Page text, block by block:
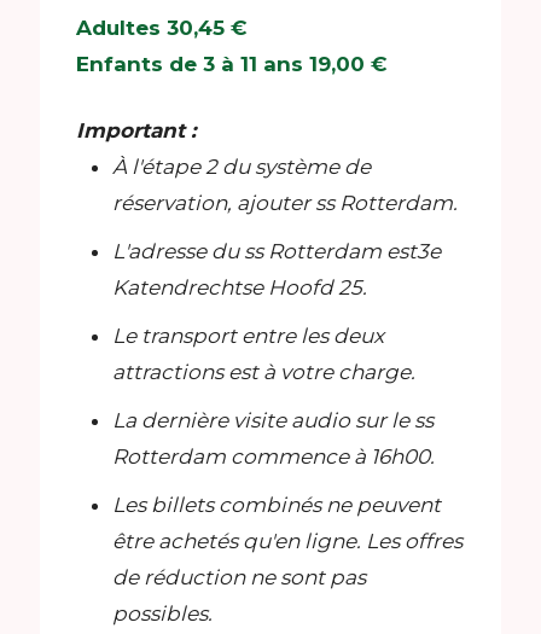
Adultes 30,45 €
Enfants de 3 à 11 ans 19,00 €
Important :
À l'étape 2 du système de
réservation, ajouter ss Rotterdam.
L'adresse du ss Rotterdam est3e
Katendrechtse Hoofd 25.
Le transport entre les deux
attractions est à votre charge.
La dernière visite audio sur le ss
Rotterdam commence à 16h00.
Les billets combinés ne peuvent
être achetés qu'en ligne. Les offres
de réduction ne sont pas
possibles.